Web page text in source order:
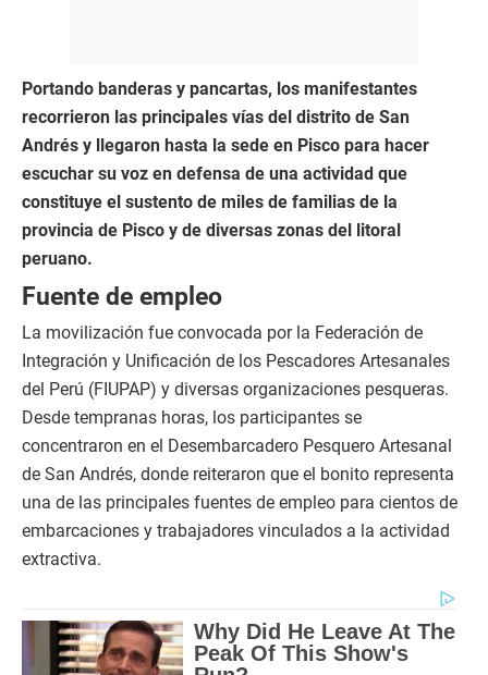
Portando banderas y pancartas, los manifestantes
recorrieron las principales vías del distrito de San
Andrés y llegaron hasta la sede en Pisco para hacer
escuchar su voz en defensa de una actividad que
constituye el sustento de miles de familias de la
provincia de Pisco y de diversas zonas del litoral
peruano.
Fuente de empleo
La movilización fue convocada por la Federación de
Integración y Unificación de los Pescadores Artesanales
del Perú (FIUPAP) y diversas organizaciones pesqueras.
Desde tempranas horas, los participantes se
concentraron en el Desembarcadero Pesquero Artesanal
de San Andrés, donde reiteraron que el bonito representa
una de las principales fuentes de empleo para cientos de
embarcaciones y trabajadores vinculados a la actividad
extractiva.